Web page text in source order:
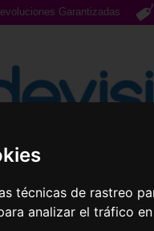
técnicas de rastreo
analizar el tráfico
Garantizadas
de Sol